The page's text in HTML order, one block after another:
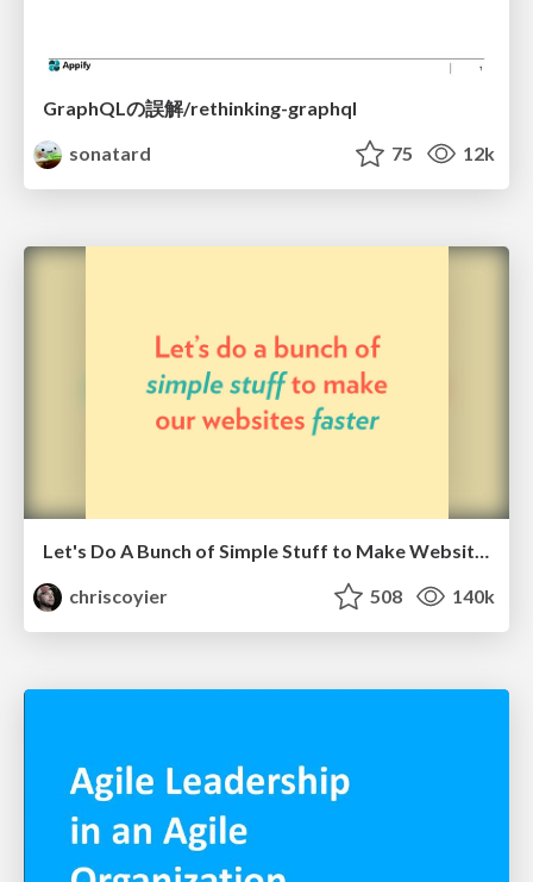
GraphQLの誤解/rethinking-graphql
sonatard
75 12k
Let's Do A Bunch of Simple Stuff to Make Websites Faster
chriscoyier
508 140k